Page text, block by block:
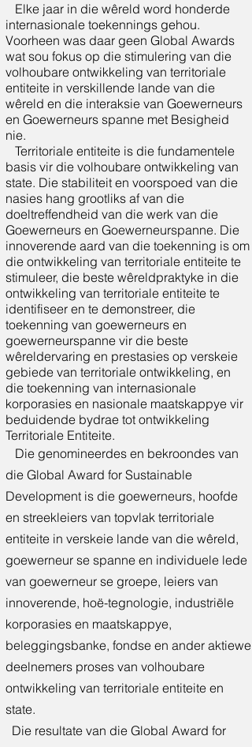
Elke jaar in die wêreld word honderde
internasionale toekennings gehou.
Voorheen was daar geen Global Awards
wat sou fokus op die stimulering van die
volhoubare ontwikkeling van territoriale
entiteite in verskillende lande van die
wêreld en die interaksie van Goewerneurs
en Goewerneurs spanne met Besigheid
nie.
Territoriale entiteite is die fundamentele
basis vir die volhoubare ontwikkeling van
state. Die stabiliteit en voorspoed van die
nasies hang grootliks af van die
doeltreffendheid van die werk van die
Goewerneurs en Goewerneurspanne. Die
innoverende aard van die toekenning is om
die ontwikkeling van territoriale entiteite te
stimuleer, die beste wêreldpraktyke in die
ontwikkeling van territoriale entiteite te
identifiseer en te demonstreer, die
toekenning van goewerneurs en
goewerneurspanne vir die beste
wêreldervaring en prestasies op verskeie
gebiede van territoriale ontwikkeling, en
die toekenning van internasionale
korporasies en nasionale maatskappye vir
beduidende bydrae tot ontwikkeling
Territoriale Entiteite.
Die genomineerdes en bekroondes van
die Global Award for Sustainable
Development is die goewerneurs, hoofde
en streekleiers van topvlak territoriale
entiteite in verskeie lande van die wêreld,
goewerneur se spanne en individuele lede
van goewerneur se groepe, leiers van
innoverende, hoë-tegnologie, industriële
korporasies en maatskappye,
beleggingsbanke, fondse en ander aktiewe
deelnemers proses van volhoubare
ontwikkeling van territoriale entiteite en
state.
Die resultate van die Global Award for